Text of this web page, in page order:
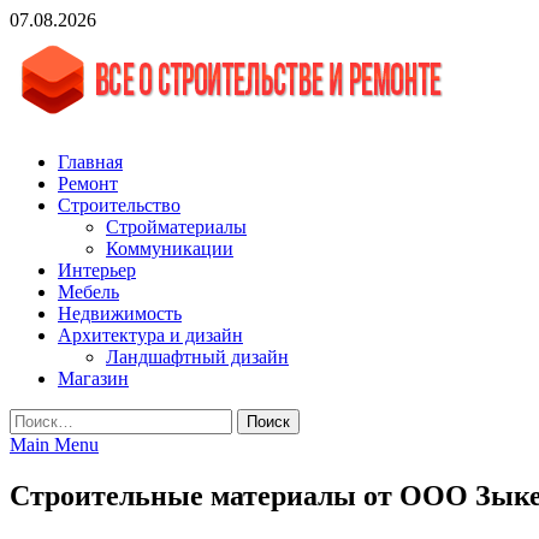
Skip
content
07.08.2026
vgasa.ru
Строительный журнал. Всё о строительстве и ремонтах
Главная
Ремонт
Строительство
Стройматериалы
Коммуникации
Интерьер
Мебель
Недвижимость
Архитектура и дизайн
Ландшафтный дизайн
Магазин
Найти:
Main Menu
Строительные материалы от ООО